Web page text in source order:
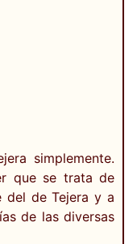
simplemente.
que se trata de
del de Tejera y a
de las diversas